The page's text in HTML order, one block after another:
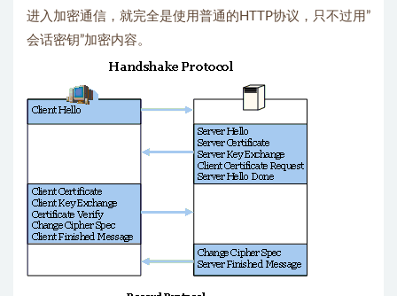
进入加密通信，就完全是使用普通的HTTP协议，只不过用”
会话密钥”加密内容。